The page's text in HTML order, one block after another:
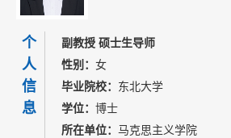
招生信息
学生信息
我的相册
个
人
信
息
副教授 硕士生导师
性别： 女
毕业院校： 东北大学
学位： 博士
所在单位： 马克思主义学院